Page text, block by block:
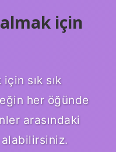
için
sık sık
her öğünde
arasındaki
alabilirsiniz.